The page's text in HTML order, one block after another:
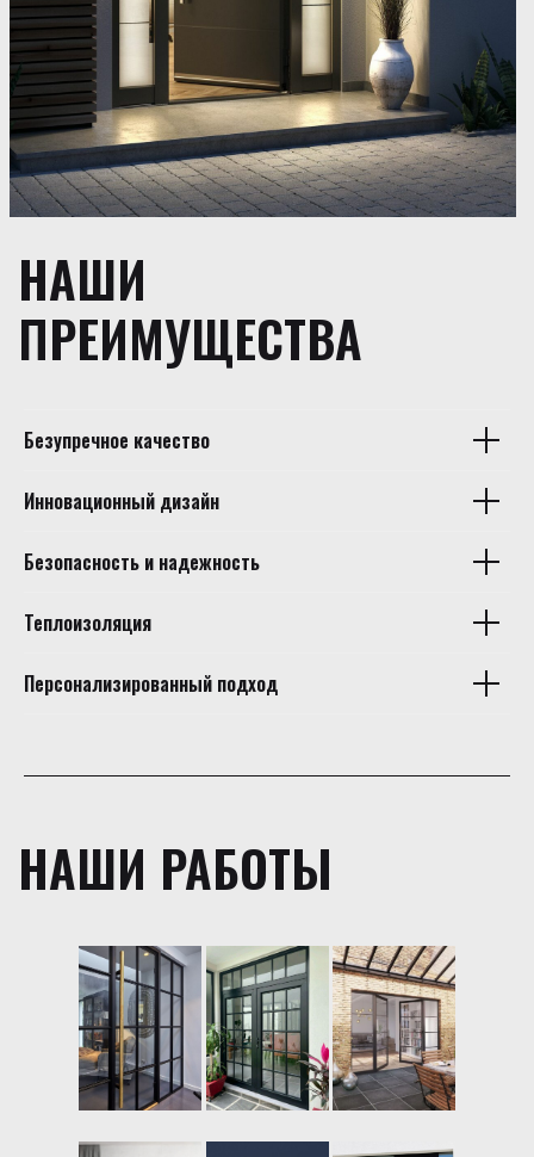
НАШИ
ПРЕИМУЩЕСТВА
Безупречное качество
Инновационный дизайн
Безопасность и надежность
Теплоизоляция
Персонализированный подход
НАШИ РАБОТЫ